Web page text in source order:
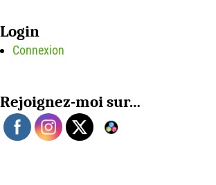
Login
Connexion
Rejoignez-moi sur…